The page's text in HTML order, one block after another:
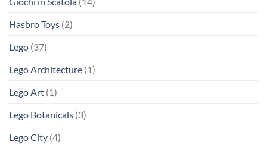
Hasbro Toys (2)
Lego (37)
Lego Architecture (1)
Lego Art (1)
Lego Botanicals (3)
Lego City (4)